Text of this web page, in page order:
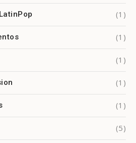
(1)
(1)
(1)
(1)
(1)
(5)